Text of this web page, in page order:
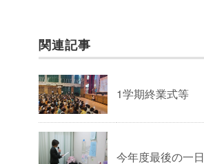
関連記事
1学期終業式等
今年度最後の一日